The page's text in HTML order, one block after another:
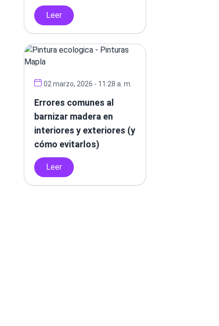
Leer
02 marzo, 2026 - 11:28 a. m.
Errores comunes al
barnizar madera en
interiores y exteriores (y
cómo evitarlos)
Leer